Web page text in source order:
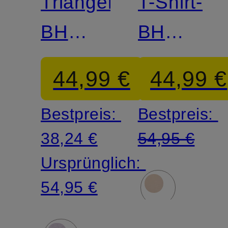
BH
BLOSSOM
44,99 €
Bestpreis:
38,24 €
Ursprünglich:
54,95 €
BH
MIRAGE
44,99 €
Bestpreis:
54,95 €